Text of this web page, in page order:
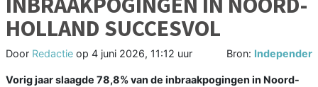
HOLLAND SUCCESVOL
Door Redactie op 4 juni 2026, 11:12 uur Bron: Independer
Vorig jaar slaagde 78,8% van de inbraakpogingen in Noord-